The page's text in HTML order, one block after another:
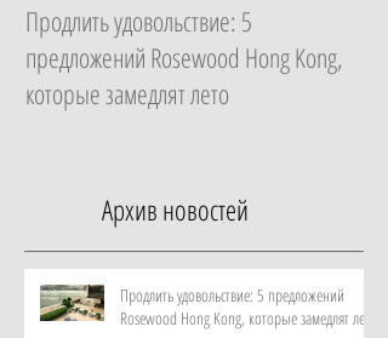
Продлить удовольствие: 5
предложений Rosewood Hong Kong,
которые замедлят лето
Архив новостей
Продлить удовольствие: 5 предложений
Rosewood Hong Kong, которые замедлят лето